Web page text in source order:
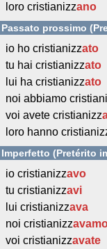
loro cristianizzano
Passato prossimo
io ho cristianizzato
tu hai cristianizzato
lui ha cristianizzato
noi abbiamo
voi avete cristianizz
loro hanno
Imperfetto (Pretérito
io cristianizzavo
tu cristianizzavi
lui cristianizzava
noi cristianizz
voi cristianizzavate